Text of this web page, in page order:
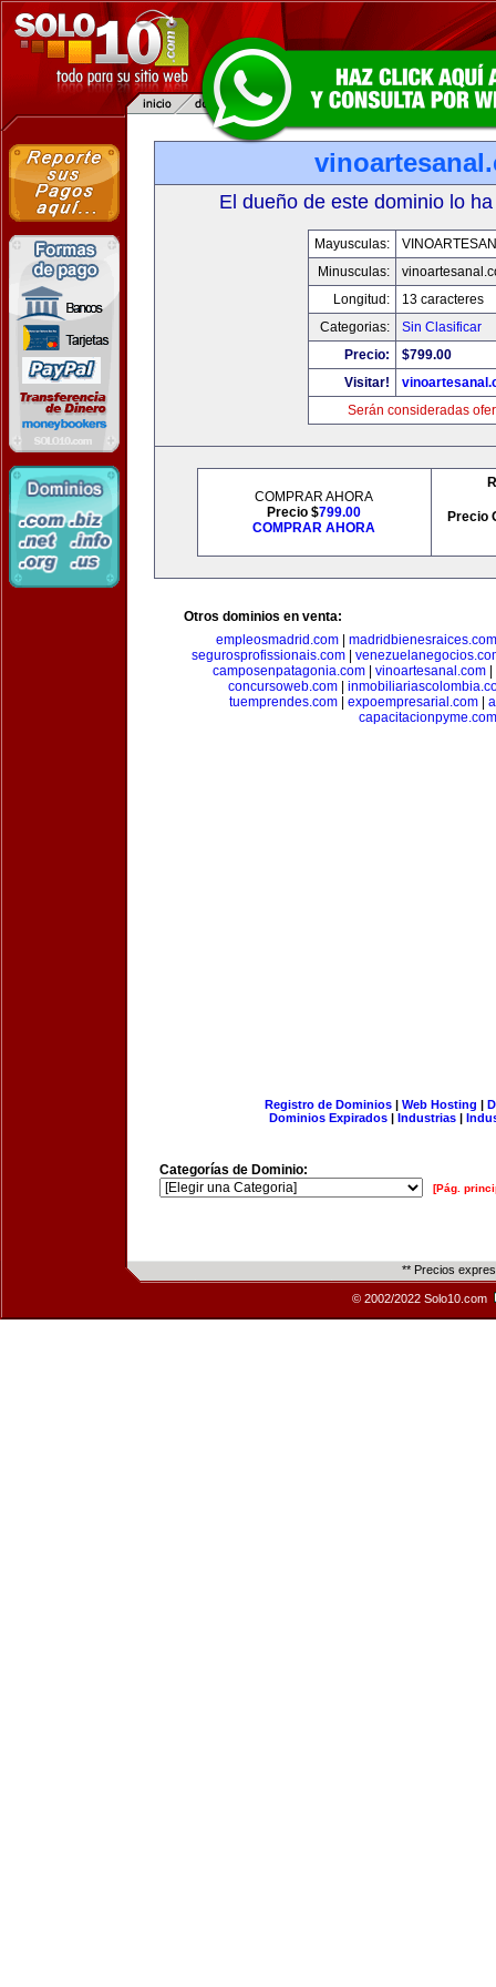
El dueño de este dominio lo
Mayusculas:
Minusculas:
Longitud:
13 caracteres
Categorias:
Sin Clasificar
Precio:
$799.00
Visitar!
Serán consideradas
COMPRAR AHORA
Precio $799.00
COMPRAR AHORA
Precio
Otros dominios en venta:
empleosmadrid.com
madridbienesraices.com
segurosprofissionais.com
camposenpatagonia.com| vinoartesanal.com|
concursoweb.com
tuemprendes.com
expoempresarial.com
capacitacionpyme.com
Registro de Dominios| Web Hosting |
Dominios Expirados | Industrias |
Categorías de Dominio:
[Pág.
** Precios
© 2002/2022 Solo10.com